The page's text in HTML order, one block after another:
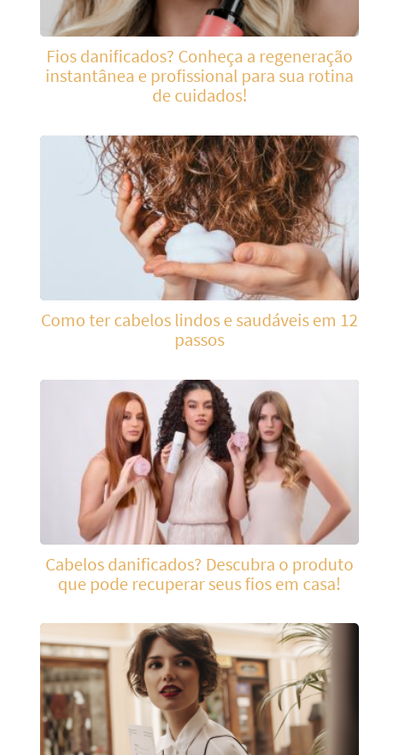
Fios danificados? Conheça a regeneração
instantânea e profissional para sua rotina
de cuidados!
Como ter cabelos lindos e saudáveis em 12
passos
Cabelos danificados? Descubra o produto
que pode recuperar seus fios em casa!